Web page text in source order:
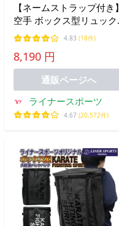
【ネームストラップ付き】
空手 ボックス型リュック
サック ライナースポーツ
オリジナル バックパック
デイパック リュック バッ
ク バッグ
4.83 (18件)
8,190 円
通販ページへ
ライナースポーツ
4.67 (20,572件)